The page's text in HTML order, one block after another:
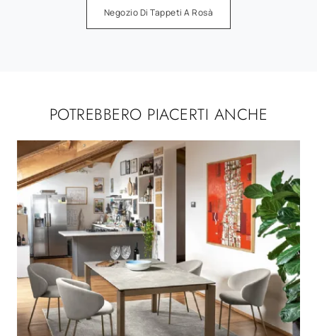
Negozio Di Tappeti A Rosà
POTREBBERO PIACERTI ANCHE